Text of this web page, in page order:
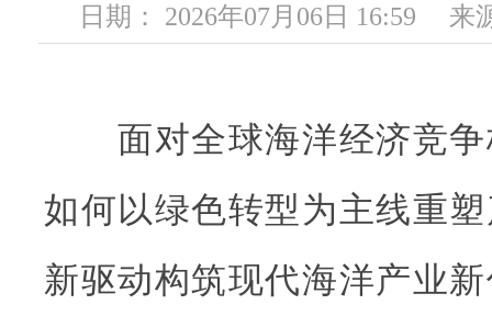
日期： 2026年07月06日 16:59 来
面对全球海洋经济竞争
如何以绿色转型为主线重
新驱动构筑现代海洋产业